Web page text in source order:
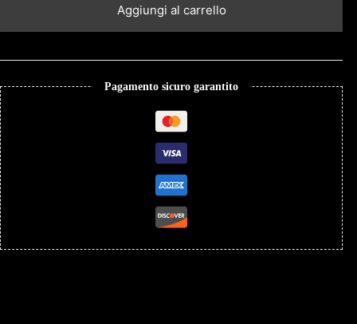
Aggiungi al carrello
Pagamento sicuro garantito